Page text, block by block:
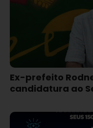
Ex-prefeito
candidatura ao